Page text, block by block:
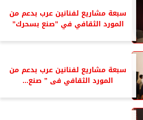
سبعة مشاريع لفنانين عرب بدعم من
المورد الثقافي في ”صنع بسحرك”
سبعة مشاريع لفنانين عرب بدعم من
المورد الثقافي فى ” صنع...